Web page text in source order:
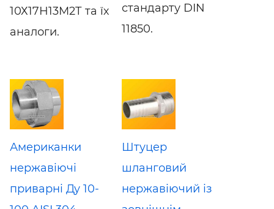
10Х17Н13М2Т та їх
аналоги.
стандарту DIN
11850.
Американки
нержавіючі
приварні Ду 10-
Штуцер
шланговий
нержавіючий із